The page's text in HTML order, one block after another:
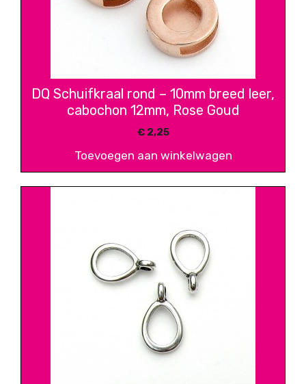
DQ Schuifkraal rond – 10mm breed leer,
cabochon 12mm, Rose Goud
€2,25
Toevoegen aan winkelwagen